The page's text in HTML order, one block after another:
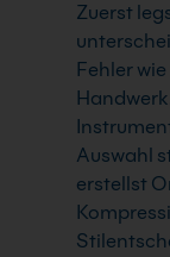
Zuerst
Fehler
Auswahl
erstellst